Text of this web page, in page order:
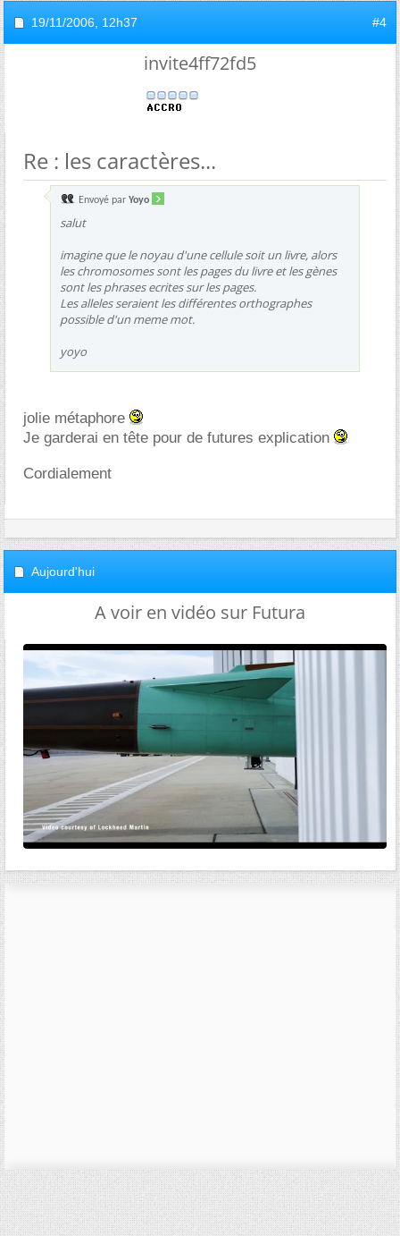
19/11/2006, 12h37 #4
invite4ff72fd5
Re : les caractères...
Envoyé par Yoyo
salut
imagine que le noyau d'une cellule soit un livre, alors
les chromosomes sont les pages du livre et les gènes
sont les phrases ecrites sur les pages.
Les alleles seraient les différentes orthographes
possible d'un meme mot.
yoyo
jolie métaphore
Je garderai en tête pour de futures explication
Cordialement
Aujourd'hui
A voir en vidéo sur Futura